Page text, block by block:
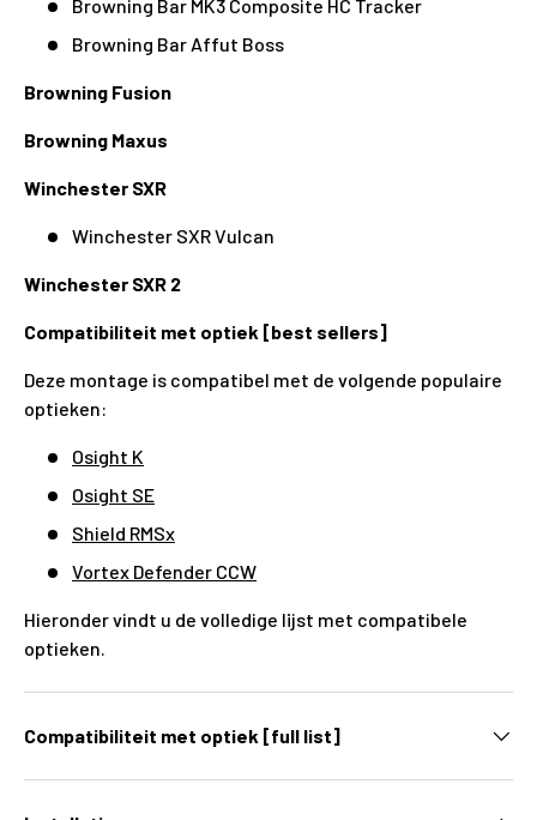
Browning Bar MK3 Composite HC Tracker
Browning Bar Affut Boss
Browning Fusion
Browning Maxus
Winchester SXR
Winchester SXR Vulcan
Winchester SXR 2
Compatibiliteit met optiek [best sellers]
Deze montage is compatibel met de volgende populaire
optieken:
Osight K
Osight SE
Shield RMSx
Vortex Defender CCW
Hieronder vindt u de volledige lijst met compatibele
optieken.
Compatibiliteit met optiek [full list]